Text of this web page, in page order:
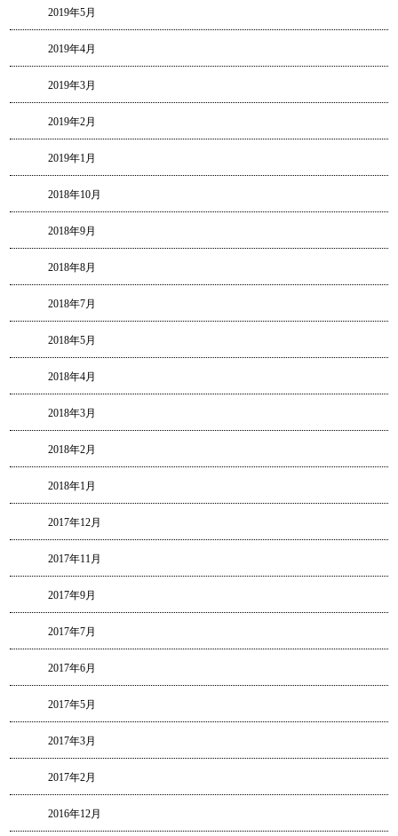
2019年5月
2019年4月
2019年3月
2019年2月
2019年1月
2018年10月
2018年9月
2018年8月
2018年7月
2018年5月
2018年4月
2018年3月
2018年2月
2018年1月
2017年12月
2017年11月
2017年9月
2017年7月
2017年6月
2017年5月
2017年3月
2017年2月
2016年12月